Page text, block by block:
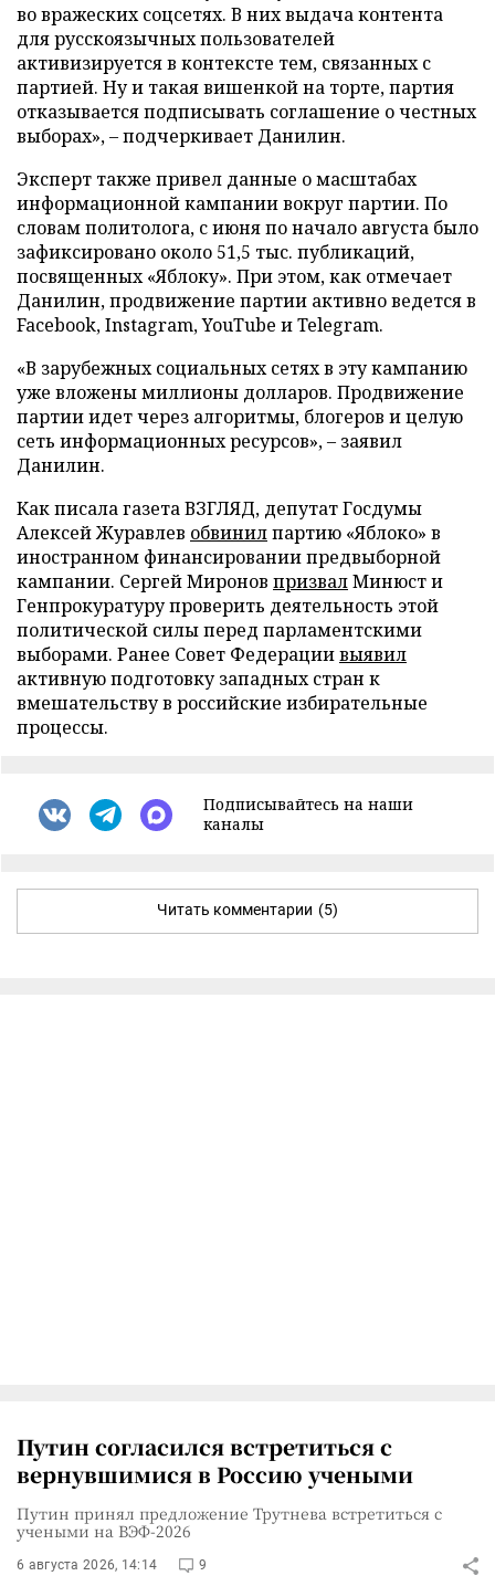
во вражеских соцсетях. В них выдача контента
для русскоязычных пользователей
активизируется в контексте тем, связанных с
партией. Ну и такая вишенкой на торте, партия
отказывается подписывать соглашение о честных
выборах», – подчеркивает Данилин.
Эксперт также привел данные о масштабах
информационной кампании вокруг партии. По
словам политолога, с июня по начало августа было
зафиксировано около 51,5 тыс. публикаций,
посвященных «Яблоку». При этом, как отмечает
Данилин, продвижение партии активно ведется в
Facebook, Instagram, YouTube и Telegram.
«В зарубежных социальных сетях в эту кампанию
уже вложены миллионы долларов. Продвижение
партии идет через алгоритмы, блогеров и целую
сеть информационных ресурсов», – заявил
Данилин.
Как писала газета ВЗГЛЯД, депутат Госдумы
Алексей Журавлев обвинилпартию «Яблоко» в
иностранном финансировании предвыборной
кампании. Сергей Миронов призвалМинюст и
Генпрокуратуру проверить деятельность этой
политической силы перед парламентскими
выборами. Ранее Совет Федерациивыявил
активную подготовку западных стран к
вмешательству в российские избирательные
процессы.
Подписывайтесь на наши
каналы
Читать комментарии (5)
Путин согласился встретиться с
вернувшимися в Россию учеными
Путин принял предложение Трутнева встретиться с
учеными на ВЭФ-2026
6 августа 2026, 14:14 9